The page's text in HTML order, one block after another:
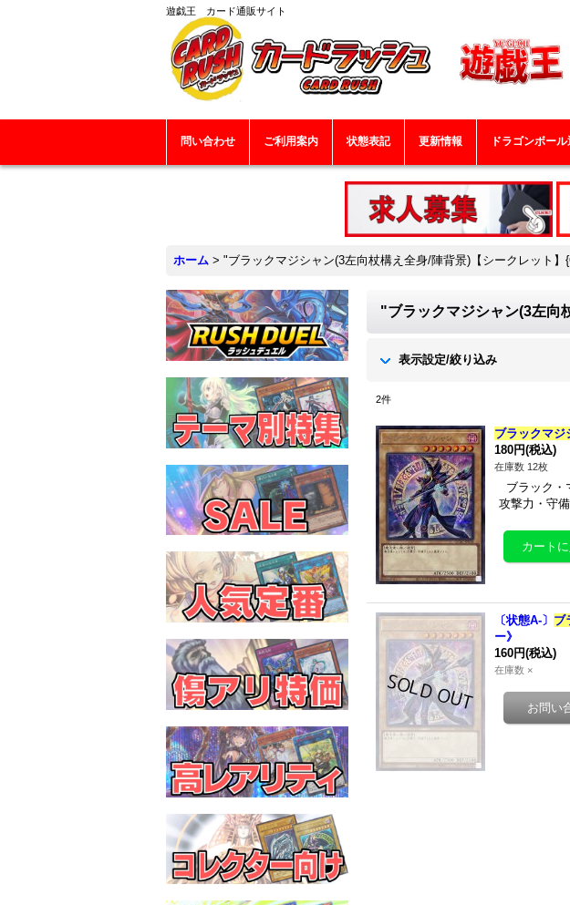
遊戯王 カード通販サイト
問い合わせ ご利用案内 状態表記 更新情報 ドラゴンボー
ホーム > "ブラックマジシャン(3左向杖構え全身/陣背景)【シークレット】
"ブラックマジシャン(3左向
表示設定/絞り込み
2件
ブラックマジ
180円(税込)
在庫数 12枚
ブラック・
攻撃力・守
〔状態A-〕 ブ
ー》
160円(税込)
在庫数 ×